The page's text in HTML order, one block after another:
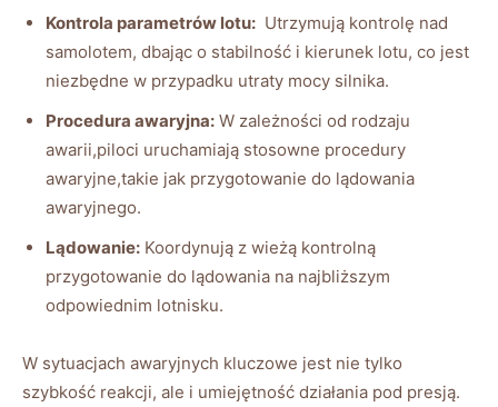
Kontrola parametrów lotu: ‌ Utrzymują kontrolę nad
samolotem, dbając o stabilność ​i kierunek ‍lotu, co jest
niezbędne w przypadku utraty mocy silnika.
Procedura‌ awaryjna: W zależności od rodzaju
awarii,piloci uruchamiają stosowne ⁤procedury
awaryjne,takie jak przygotowanie do lądowania⁣
awaryjnego.
Lądowanie: Koordynują ⁤z wieżą kontrolną
przygotowanie do lądowania na ⁤najbliższym
‍odpowiednim ⁤lotnisku.
W ⁤sytuacjach awaryjnych kluczowe jest nie⁣ tylko
szybkość reakcji, ale i umiejętność działania pod presją.⁣